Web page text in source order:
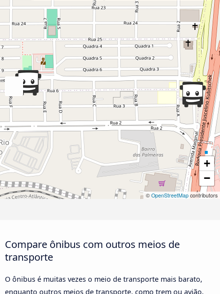
+
−
© OpenStreetMap contributors
Compare ônibus com outros meios de
transporte
O ônibus é muitas vezes o meio de transporte mais barato,
enquanto outros meios de transporte, como trem ou avião,